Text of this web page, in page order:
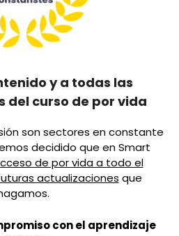
y a todas las
del curso de por vida
son sectores en constante
decidido que en Smart
de por vida a todo el
actualizaciones que
con el aprendizaje